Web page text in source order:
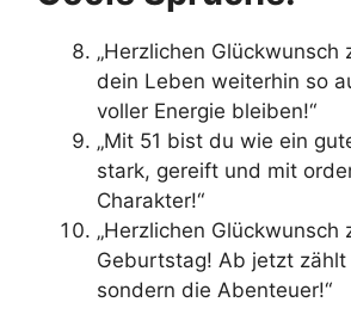
„Herzlichen Glückwunsch
dein Leben weiterhin so
voller Energie bleiben!“
„Mit 51 bist du wie ein
stark, gereift und mit
Charakter!“
„Herzlichen Glückwunsch
Geburtstag! Ab jetzt
sondern die Abenteuer!“